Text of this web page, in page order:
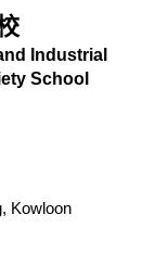
Industrial
School
Kowloon